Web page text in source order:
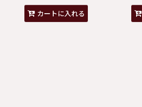
カートに入れる